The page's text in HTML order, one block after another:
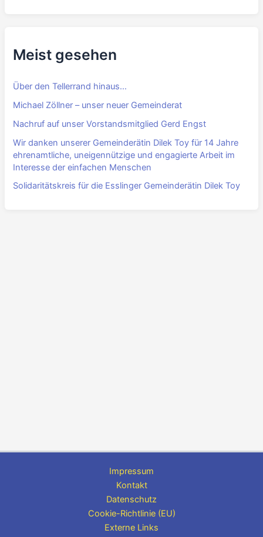
Meist gesehen
Über den Tellerrand hinaus…
Michael Zöllner – unser neuer Gemeinderat
Nachruf auf unser Vorstandsmitglied Gerd Engst
Wir danken unserer Gemeinderätin Dilek Toy für 14 Jahre
ehrenamtliche, uneigennützige und engagierte Arbeit im
Interesse der einfachen Menschen
Solidaritätskreis für die Esslinger Gemeinderätin Dilek Toy
Impressum
Kontakt
Datenschutz
Cookie-Richtlinie (EU)
Externe Links